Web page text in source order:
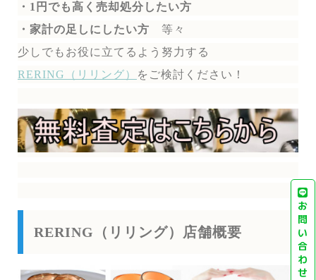
・1円でも高く売却処分したい方
・家計の足しにしたい方 等々
少しでもお役に立てるよう努力する
RERING（リリング）
を ご検討ください！
RERING（リリング）店舗概要
お
問
い
合
わ
せ